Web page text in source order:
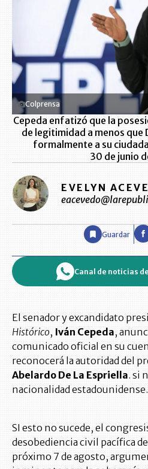
Colprensa
Cepeda enfatizó que la
de legitimidad a menos que
formalmente a su
30 de junio
EVELYN
Guardar
Canal de noticias
El senador y excandidato
Histórico, Iván Cepeda,
comunicado oficial en su
reconocerá la autoridad del
Abelardo De La Espriella. si
nacionalidad estadounidense.
SI esto no sucede, el
desobediencia civil pacífica de
próximo 7 de agosto,